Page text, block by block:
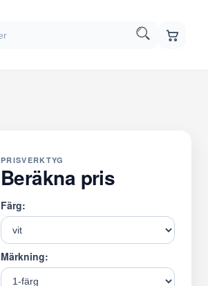
PRISVERKTYG
Beräkna pris
Färg:
Märkning: